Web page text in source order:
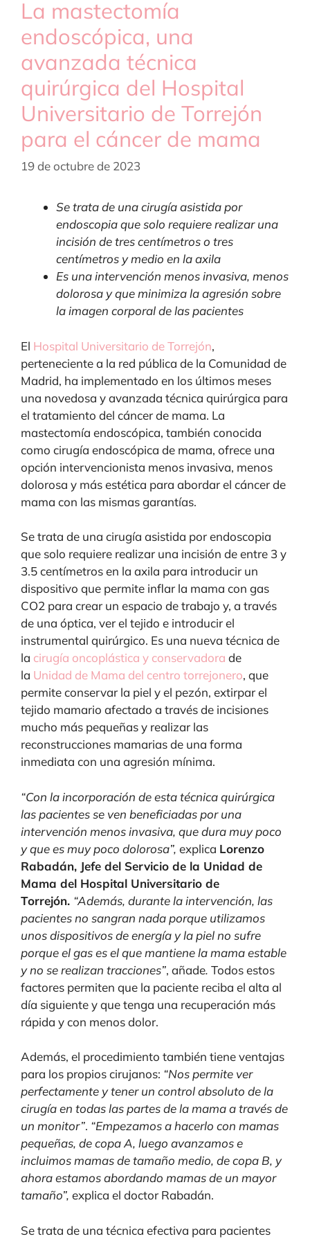
La mastectomía
endoscópica, una
avanzada técnica
quirúrgica del Hospital
Universitario de Torrejón
para el cáncer de mama
19 de octubre de 2023
Se trata de una cirugía asistida por
endoscopia que solo requiere realizar una
incisión de tres centímetros o tres
centímetros y medio en la axila
Es una intervención menos invasiva, menos
dolorosa y que minimiza la agresión sobre
la imagen corporal de las pacientes
El Hospital Universitario de Torrejón,
perteneciente a la red pública de la Comunidad de
Madrid, ha implementado en los últimos meses
una novedosa y avanzada técnica quirúrgica para
el tratamiento del cáncer de mama. La
mastectomía endoscópica, también conocida
como cirugía endoscópica de mama, ofrece una
opción intervencionista menos invasiva, menos
dolorosa y más estética para abordar el cáncer de
mama con las mismas garantías.
Se trata de una cirugía asistida por endoscopia
que solo requiere realizar una incisión de entre 3 y
3.5 centímetros en la axila para introducir un
dispositivo que permite inflar la mama con gas
CO2 para crear un espacio de trabajo y, a través
de una óptica, ver el tejido e introducir el
instrumental quirúrgico. Es una nueva técnica de
la cirugía oncoplástica y conservadora de
la Unidad de Mama del centro torrejonero, que
permite conservar la piel y el pezón, extirpar el
tejido mamario afectado a través de incisiones
mucho más pequeñas y realizar las
reconstrucciones mamarias de una forma
inmediata con una agresión mínima.
“Con la incorporación de esta técnica quirúrgica
las pacientes se ven beneficiadas por una
intervención menos invasiva, que dura muy poco
y que es muy poco dolorosa”, explica Lorenzo
Rabadán, Jefe del Servicio de la Unidad de
Mama del Hospital Universitario de
Torrejón. “Además, durante la intervención, las
pacientes no sangran nada porque utilizamos
unos dispositivos de energía y la piel no sufre
porque el gas es el que mantiene la mama estable
y no se realizan tracciones”, añade. Todos estos
factores permiten que la paciente reciba el alta al
día siguiente y que tenga una recuperación más
rápida y con menos dolor.
Además, el procedimiento también tiene ventajas
para los propios cirujanos: “Nos permite ver
perfectamente y tener un control absoluto de la
cirugía en todas las partes de la mama a través de
un monitor”. “Empezamos a hacerlo con mamas
pequeñas, de copa A, luego avanzamos e
incluimos mamas de tamaño medio, de copa B, y
ahora estamos abordando mamas de un mayor
tamaño”, explica el doctor Rabadán.
Se trata de una técnica efectiva para pacientes